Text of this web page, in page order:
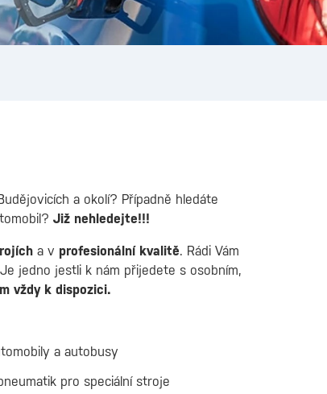
a okolí? Případně hledáte
Již nehledejte!!!
a v profesionální kvalitě. Rádi Vám
jedno jestli k nám přijedete s osobním,
vždy k dispozici.
a autobusy
pro speciální stroje